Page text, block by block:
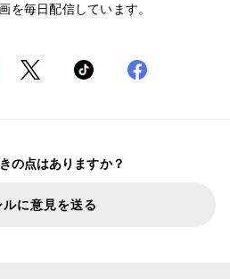
を毎日配信しています。
の点はありますか？
ルに意見を送る